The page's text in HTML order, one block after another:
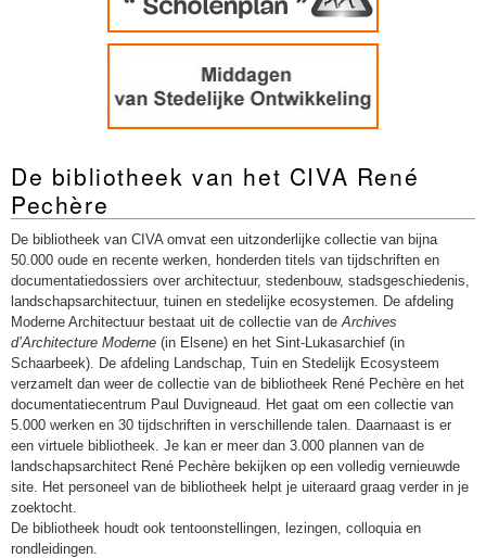
De bibliotheek van het CIVA René
Pechère
De bibliotheek van CIVA omvat een uitzonderlijke collectie van bijna
50.000 oude en recente werken, honderden titels van tijdschriften en
documentatiedossiers over architectuur, stedenbouw, stadsgeschiedenis,
landschapsarchitectuur, tuinen en stedelijke ecosystemen. De afdeling
Moderne Architectuur bestaat uit de collectie van de Archives
d’Architecture Moderne (in Elsene) en het Sint-Lukasarchief (in
Schaarbeek). De afdeling Landschap, Tuin en Stedelijk Ecosysteem
verzamelt dan weer de collectie van de bibliotheek René Pechère en het
documentatiecentrum Paul Duvigneaud. Het gaat om een collectie van
5.000 werken en 30 tijdschriften in verschillende talen. Daarnaast is er
een virtuele bibliotheek. Je kan er meer dan 3.000 plannen van de
landschapsarchitect René Pechère bekijken op een volledig vernieuwde
site. Het personeel van de bibliotheek helpt je uiteraard graag verder in je
zoektocht.
De bibliotheek houdt ook tentoonstellingen, lezingen, colloquia en
rondleidingen.